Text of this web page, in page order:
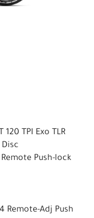
TPI Exo TLR
Push-lock
Remote-Adj Push